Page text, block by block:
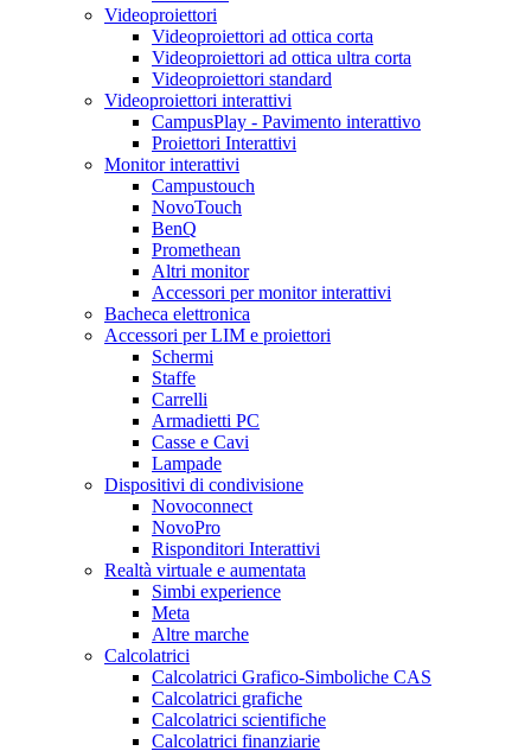
Videoproiettori
Videoproiettori ad ottica corta
Videoproiettori ad ottica ultra corta
Videoproiettori standard
Videoproiettori interattivi
CampusPlay - Pavimento interattivo
Proiettori Interattivi
Monitor interattivi
Campustouch
NovoTouch
BenQ
Promethean
Altri monitor
Accessori per monitor interattivi
Bacheca elettronica
Accessori per LIM e proiettori
Schermi
Staffe
Carrelli
Armadietti PC
Casse e Cavi
Lampade
Dispositivi di condivisione
Novoconnect
NovoPro
Risponditori Interattivi
Realtà virtuale e aumentata
Simbi experience
Meta
Altre marche
Calcolatrici
Calcolatrici Grafico-Simboliche CAS
Calcolatrici grafiche
Calcolatrici scientifiche
Calcolatrici finanziarie